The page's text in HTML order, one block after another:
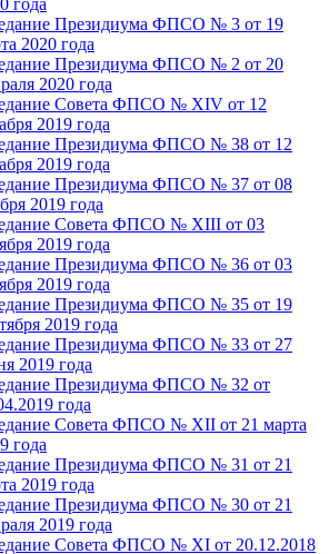
Президиума ФПСО № 3 от 19
2020 года
Президиума ФПСО № 2 от 20
2020 года
Совета ФПСО № XIV от 12
2019 года
Президиума ФПСО № 38 от 12
2019 года
Президиума ФПСО № 37 от 08
2019 года
Совета ФПСО № XIII от 03
2019 года
Президиума ФПСО № 36 от 03
2019 года
Президиума ФПСО № 35 от 19
2019 года
Президиума ФПСО № 33 от 27
2019 года
Президиума ФПСО № 32 от
года
Совета ФПСО № XII от 21 марта
года
Президиума ФПСО № 31 от 21
2019 года
Президиума ФПСО № 30 от 21
2019 года
Совета ФПСО № XI от 20.12.2018